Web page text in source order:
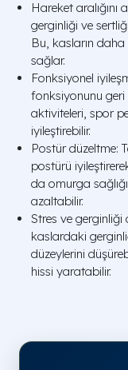
Hareket
gerginliği ve
Bu, kasların
sağlar.
Fonksiyonel
fonksiyonunu geri
aktiviteleri, spor
iyileştirebilir.
Postür düzeltme:
postürü
da omurga
azaltabilir.
Stres ve
kaslardaki
düzeylerini
hissi yaratabilir.